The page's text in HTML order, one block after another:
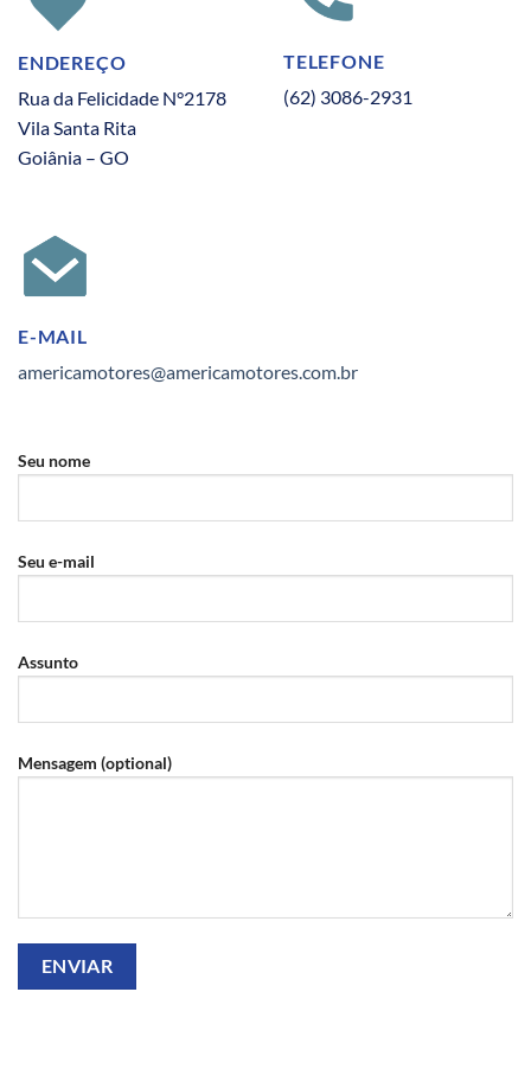
ENDEREÇO
Rua da Felicidade N°2178
Vila Santa Rita
Goiânia – GO
TELEFONE
(62) 3086-2931
E-MAIL
americamotores@americamotores.com.br
Seu nome
Seu e-mail
Assunto
Mensagem (optional)